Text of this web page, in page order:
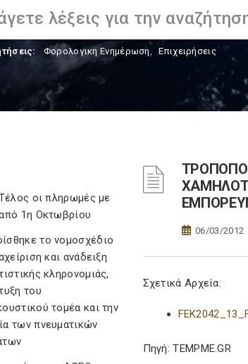
Φορολογικη Ενημέρωση, Επιχειρήσεις
οι πληρωμές με
1η Οκτωβρίου
το νομοσχέδιο
και ανάδειξη
κληρονομιάς,
του
τομέα και την
των πνευματικών
06/03/2012
Σχετικά Αρχεία:
Πηγή: TEMPME.GR